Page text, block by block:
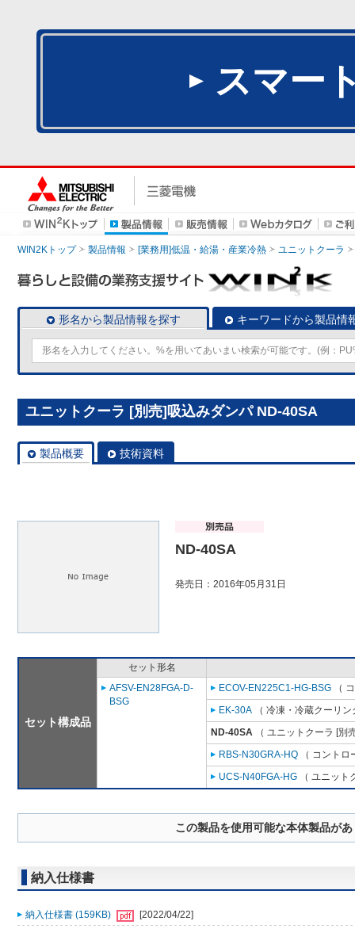
スマー
WIN2Kトップ 製品情報 [業務用]低温・給湯・産業冷熱 ユニットクーラ
形名から製品情報を探す キーワードから製品情
ユニットクーラ [別売]吸込みダンパ ND-40SA
製品概要 技術資料
ND-40SA
発売日：2016年05月31日
セット構成品
セット形名
AFSV-EN28FGA-D-
BSG
ECOV-EN225C1-HG-BSG （
EK-30A （ 冷凍・冷蔵クーリ
ND-40SA （ ユニットクーラ [別
RBS-N30GRA-HQ （ コント
UCS-N40FGA-HG （ ユニット
この製品を使用可能な本体製品が
納入仕様書
納入仕様書 (159KB) [2022/04/22]